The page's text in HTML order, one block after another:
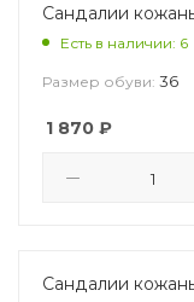
Сандалии
Есть в наличии: 6
Размер обуви: 36
1 870 ₽
Сандалии